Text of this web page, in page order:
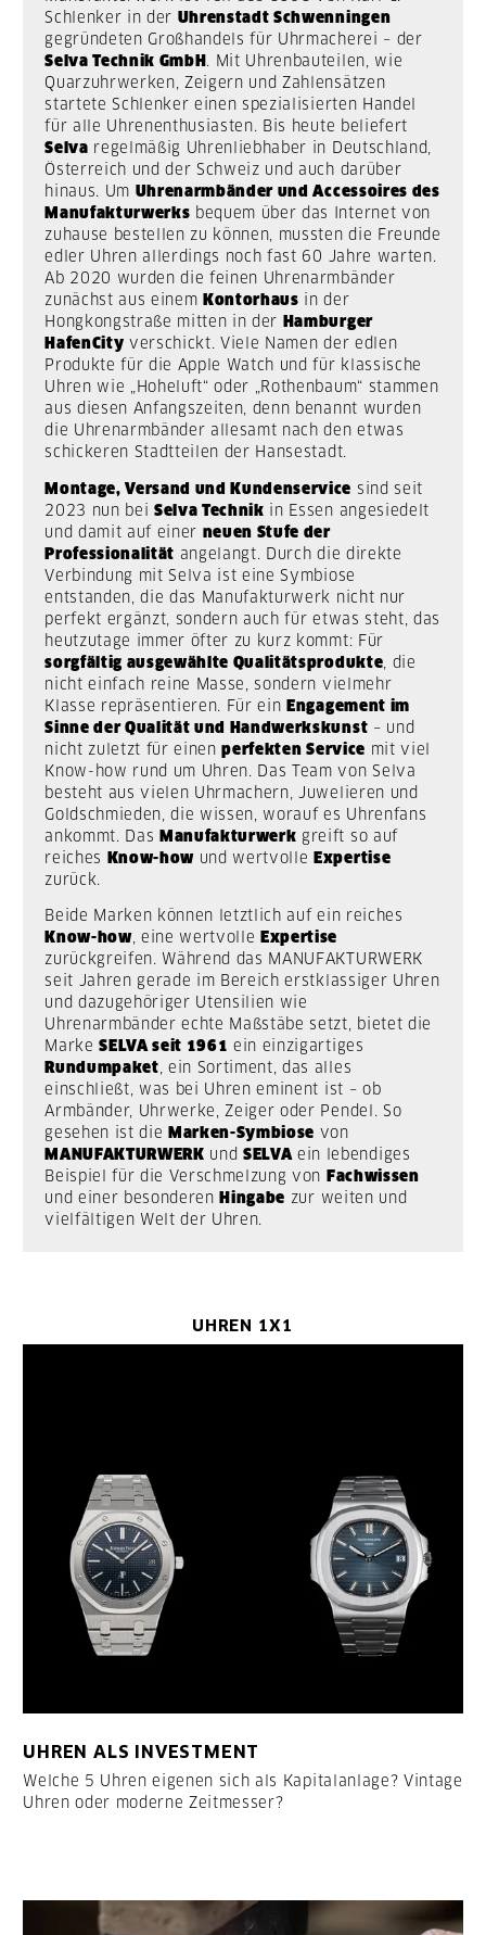
Schlenker in der Uhrenstadt Schwenningen
gegründeten Großhandels für Uhrmacherei – der
Selva Technik GmbH . Mit Uhrenbauteilen, wie
Quarzuhrwerken, Zeigern und Zahlensätzen
startete Schlenker einen spezialisierten Handel
für alle Uhrenenthusiasten. Bis heute beliefert
Selva regelmäßig Uhrenliebhaber in Deutschland,
Österreich und der Schweiz und auch darüber
hinaus. Um Uhrenarmbänder und Accessoires des
Manufakturwerks bequem über das Internet von
zuhause bestellen zu können, mussten die Freunde
edler Uhren allerdings noch fast 60 Jahre warten.
Ab 2020 wurden die feinen Uhrenarmbänder
zunächst aus einem Kontorhaus in der
Hongkongstraße mitten in der
Hamburger
HafenCity verschickt. Viele Namen der edlen
Produkte für die Apple Watch und für klassische
Uhren wie „Hoheluft“ oder „Rothenbaum“ stammen
aus diesen Anfangszeiten, denn benannt wurden
die Uhrenarmbänder allesamt nach den etwas
schickeren Stadtteilen der Hansestadt.
Montage, Versand und Kundenservice sind seit
2023 nun bei Selva Technik in Essen angesiedelt
und damit auf einer neuen Stufe der
Professionalität angelangt. Durch die direkte
Verbindung mit Selva ist eine Symbiose
entstanden, die das Manufakturwerk nicht nur
perfekt ergänzt, sondern auch für etwas steht, das
heutzutage immer öfter zu kurz kommt: Für
sorgfältig ausgewählte Qualitätsprodukte , die
nicht einfach reine Masse, sondern vielmehr
Klasse repräsentieren. Für ein Engagement im
Sinne der Qualität und Handwerkskunst – und
nicht zuletzt für einenperfekten Service mit viel
Know-how rund um Uhren. Das Team von Selva
besteht aus vielen Uhrmachern, Juwelieren und
Goldschmieden, die wissen, worauf es Uhrenfans
ankommt. Das Manufakturwerk greift so auf
reiches
Know-how und wertvolle
Expertise
zurück.
Beide Marken können letztlich auf ein reiches
Know-how, eine wertvolle
Expertise
zurückgreifen. Während das MANUFAKTURWERK
seit Jahren gerade im Bereich erstklassiger Uhren
und dazugehöriger Utensilien wie
Uhrenarmbänder echte Maßstäbe setzt, bietet die
MarkeSELVA seit 1961 ein einzigartiges
Rundumpaket, ein Sortiment, das alles
einschließt, was bei Uhren eminent ist – ob
Armbänder, Uhrwerke, Zeiger oder Pendel. So
gesehen ist die Marken-Symbiose von
MANUFAKTURWERK undSELVAein lebendiges
Beispiel für die Verschmelzung von
Fachwissen
und einer besonderen Hingabe zur weiten und
vielfältigen Welt der Uhren.
UHREN 1X1
UHREN ALS INVESTMENT
Welche 5 Uhren eigenen sich als Kapitalanlage? Vintage
Uhren oder moderne Zeitmesser?